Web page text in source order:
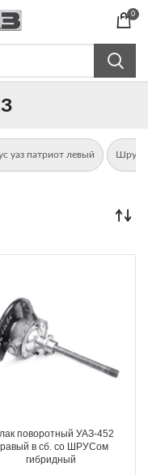
0
уаз патриот левый Шрус
поворотный УАЗ-452
в сб. со ШРУСом
гибридный